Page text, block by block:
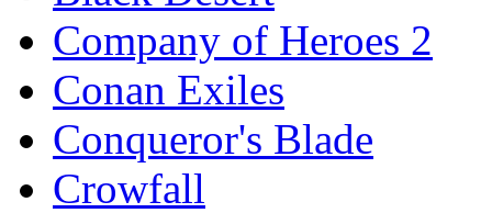
Company of Heroes 2
Conan Exiles
Conqueror's Blade
Crowfall